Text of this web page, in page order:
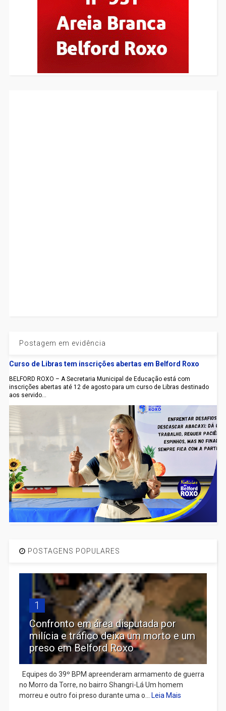
Postagem em evidência
Curso de Libras tem inscrições abertas em Belford Roxo
BELFORD ROXO – A Secretaria Municipal de Educação está com
inscrições abertas até 12 de agosto para um curso de Libras destinado
aos servido...
POSTAGENS POPULARES
1
Confronto em área disputada por
milícia e tráfico deixa um morto e um
preso em Belford Roxo
Equipes do 39º BPM apreenderam armamento de guerra
no Morro da Torre, no bairro Shangri-Lá Um homem
morreu e outro foi preso durante uma o... Leia Mais